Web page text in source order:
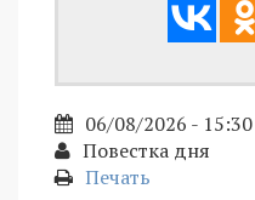
06/08/2026 - 15:30
Повестка дня
Печать